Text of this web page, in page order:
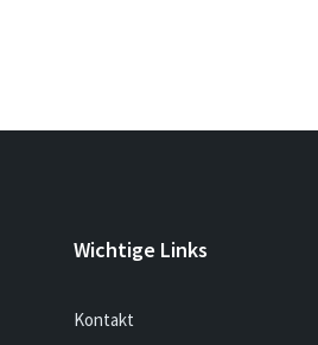
Wichtige Links
Kontakt